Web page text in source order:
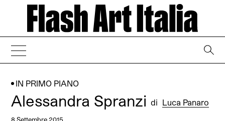
IN PRIMO PIANO
Alessandra Spranzidi Luca Panaro
8 Settembre 2015